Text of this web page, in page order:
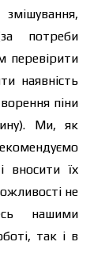
потреби
перевірити
наявність
піни
Ми, як
вносити їх
не
нашими
так і в